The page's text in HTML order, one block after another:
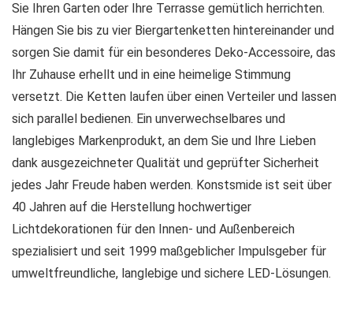
Sie Ihren Garten oder Ihre Terrasse gemütlich herrichten.
Hängen Sie bis zu vier Biergartenketten hintereinander und
sorgen Sie damit für ein besonderes Deko-Accessoire, das
Ihr Zuhause erhellt und in eine heimelige Stimmung
versetzt. Die Ketten laufen über einen Verteiler und lassen
sich parallel bedienen. Ein unverwechselbares und
langlebiges Markenprodukt, an dem Sie und Ihre Lieben
dank ausgezeichneter Qualität und geprüfter Sicherheit
jedes Jahr Freude haben werden. Konstsmide ist seit über
40 Jahren auf die Herstellung hochwertiger
Lichtdekorationen für den Innen- und Außenbereich
spezialisiert und seit 1999 maßgeblicher Impulsgeber für
umweltfreundliche, langlebige und sichere LED-Lösungen.